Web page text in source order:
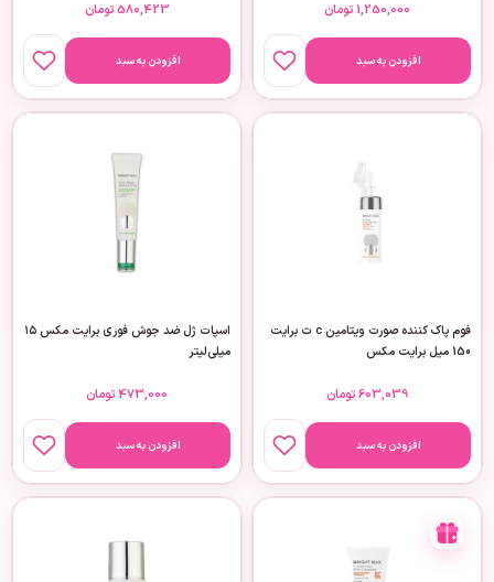
1,250,000 تومان
افزودن به سبد
580,423 تومان
افزودن به سبد
فوم پاک کننده صورت ویتامین c ث برایت
150 میل برایت مکس
603,039تومان
افزودن به سبد
اسپات ژل ضد جوش فوری برایت مکس ۱۵
میلی‌لیتر
473,000 تومان
افزودن به سبد